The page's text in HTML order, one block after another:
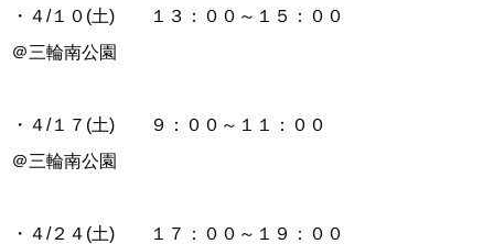
・４/１０(土) １３：００～１５：００
＠三輪南公園
・４/１７(土) ９：００～１１：００
＠三輪南公園
・４/２４(土) １７：００～１９：００